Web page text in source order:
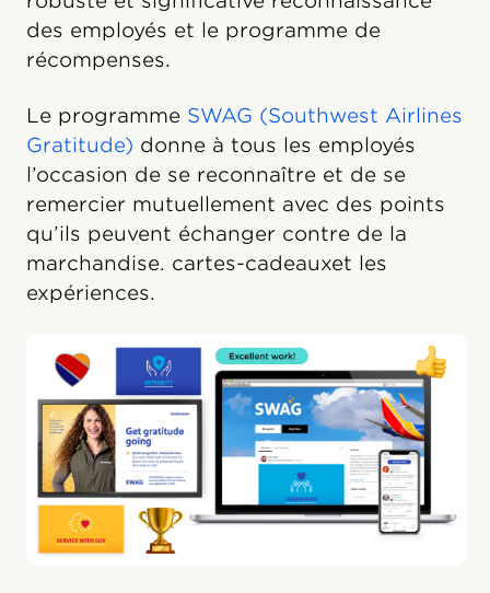
des employés et le programme de
récompenses.
Le programme SWAG (Southwest Airlines
Gratitude) donne à tous les employés
l’occasion de se reconnaître et de se
remercier mutuellement avec des points
qu’ils peuvent échanger contre de la
marchandise. cartes-cadeauxet les
expériences.